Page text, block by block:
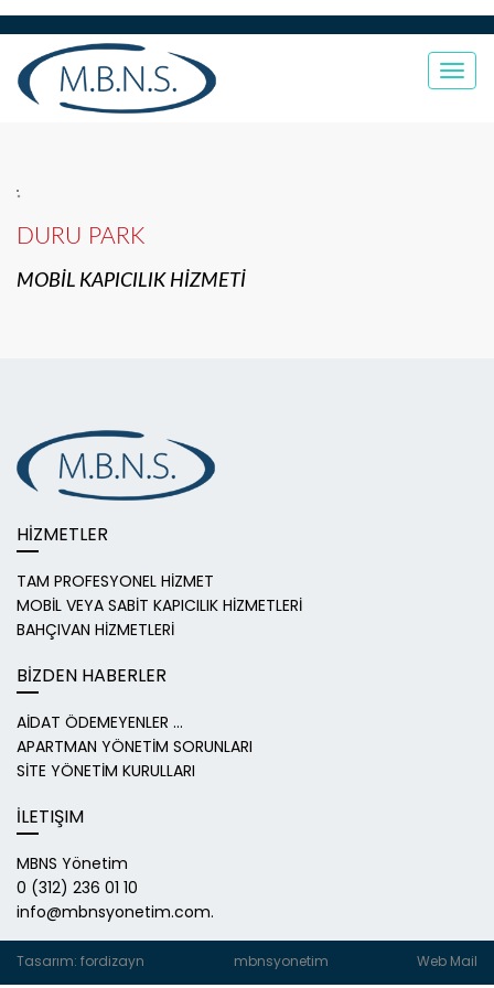
DURU PARK
MOBİL KAPICILIK HİZMETİ
HİZMETLER
TAM PROFESYONEL HİZMET
MOBİL VEYA SABİT KAPICILIK HİZMETLERİ
BAHÇIVAN HİZMETLERİ
BİZDEN HABERLER
AİDAT ÖDEMEYENLER ...
APARTMAN YÖNETİM SORUNLARI
SİTE YÖNETİM KURULLARI
İLETIŞIM
MBNS Yönetim
0 (312) 236 01 10
info@mbnsyonetim.com.
Tasarım: fordizayn mbnsyonetim Web Mail